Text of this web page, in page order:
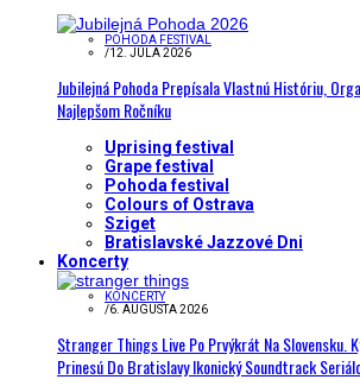
POHODA FESTIVAL
/12. JÚLA 2026
Jubilejná Pohoda Prepísala Vlastnú Históriu,
Najlepšom Ročníku
Uprising festival
Grape festival
Pohoda festival
Colours of Ostrava
Sziget
Bratislavské Jazzové Dni
Koncerty
KONCERTY
/6. AUGUSTA 2026
Stranger Things Live Po Prvýkrát Na Slovensku.
Prinesú Do Bratislavy Ikonický Soundtrack